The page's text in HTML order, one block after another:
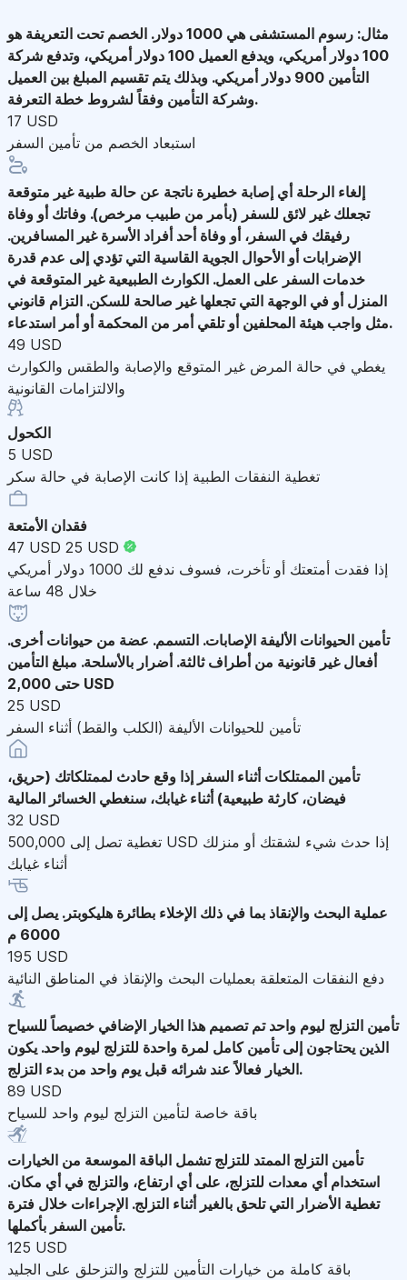
مثال: رسوم المستشفى هي 1000 دولار. الخصم تحت التعريفة هو
100 دولار أمريكي، ويدفع العميل 100 دولار أمريكي، وتدفع شركة
التأمين 900 دولار أمريكي. وبذلك يتم تقسيم المبلغ بين العميل
وشركة التأمين وفقاً لشروط خطة التعرفة.
17 USD
استبعاد الخصم من تأمين السفر
إلغاء الرحلة أي إصابة خطيرة ناتجة عن حالة طبية غير متوقعة
تجعلك غير لائق للسفر (بأمر من طبيب مرخص). وفاتك أو وفاة
رفيقك في السفر، أو وفاة أحد أفراد الأسرة غير المسافرين.
الإضرابات أو الأحوال الجوية القاسية التي تؤدي إلى عدم قدرة
خدمات السفر على العمل. الكوارث الطبيعية غير المتوقعة في
المنزل أو في الوجهة التي تجعلها غير صالحة للسكن. التزام قانوني
مثل واجب هيئة المحلفين أو تلقي أمر من المحكمة أو أمر استدعاء.
49 USD
يغطي في حالة المرض غير المتوقع والإصابة والطقس والكوارث
والالتزامات القانونية
الكحول
5 USD
تغطية النفقات الطبية إذا كانت الإصابة في حالة سكر
فقدان الأمتعة
47 USD 25 USD
إذا فقدت أمتعتك أو تأخرت، فسوف ندفع لك 1000 دولار أمريكي
خلال 48 ساعة
تأمين الحيوانات الأليفة الإصابات. التسمم. عضة من حيوانات أخرى.
أفعال غير قانونية من أطراف ثالثة. أضرار بالأسلحة. مبلغ التأمين
حتى 2,000 USD
25 USD
تأمين للحيوانات الأليفة (الكلب والقط) أثناء السفر
تأمين الممتلكات أثناء السفر إذا وقع حادث لممتلكاتك (حريق،
فيضان، كارثة طبيعية) أثناء غيابك، سنغطي الخسائر المالية
32 USD
تغطية تصل إلى 500,000 USD إذا حدث شيء لشقتك أو منزلك
أثناء غيابك
عملية البحث والإنقاذ بما في ذلك الإخلاء بطائرة هليكوبتر. يصل إلى
6000 م
195 USD
دفع النفقات المتعلقة بعمليات البحث والإنقاذ في المناطق النائية
تأمين التزلج ليوم واحد تم تصميم هذا الخيار الإضافي خصيصاً للسياح
الذين يحتاجون إلى تأمين كامل لمرة واحدة للتزلج ليوم واحد. يكون
الخيار فعالاً عند شرائه قبل يوم واحد من بدء التزلج.
89 USD
باقة خاصة لتأمين التزلج ليوم واحد للسياح
تأمين التزلج الممتد للتزلج تشمل الباقة الموسعة من الخيارات
استخدام أي معدات للتزلج، على أي ارتفاع، والتزلج في أي مكان.
تغطية الأضرار التي تلحق بالغير أثناء التزلج. الإجراءات خلال فترة
تأمين السفر بأكملها.
125 USD
باقة كاملة من خيارات التأمين للتزلج والتزحلق على الجليد